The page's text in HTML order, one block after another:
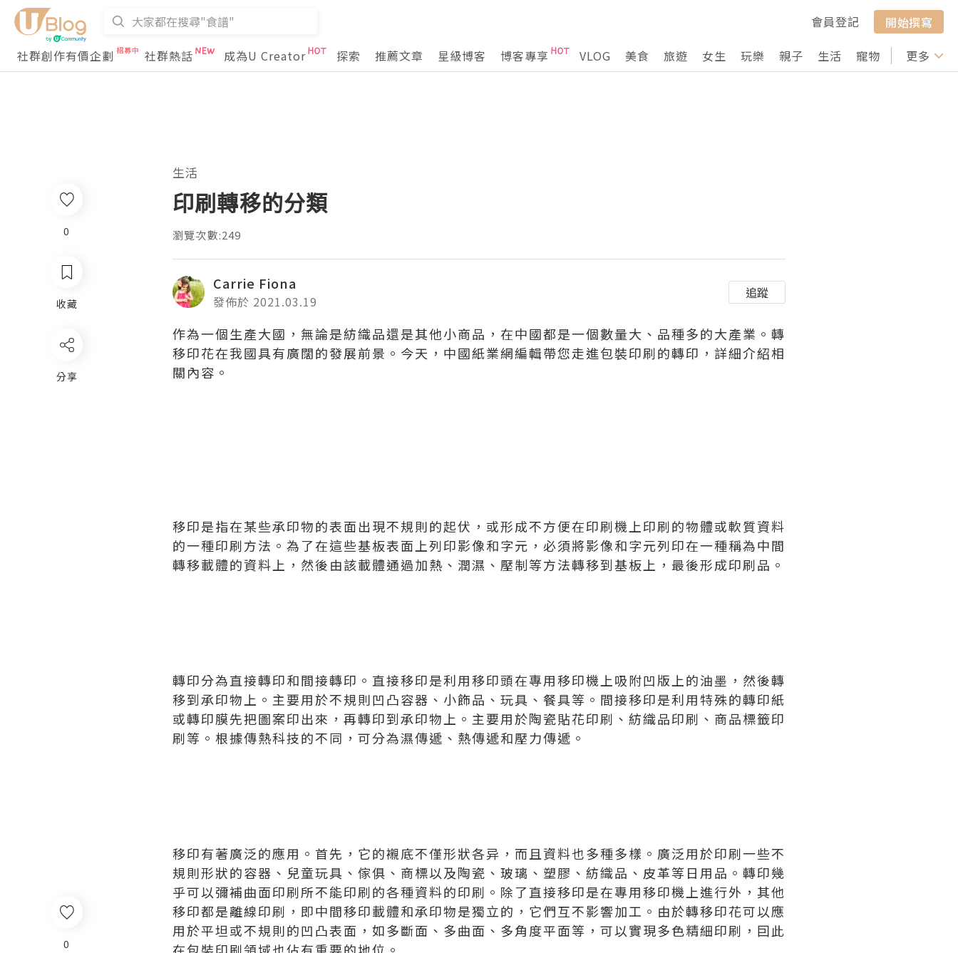
會員登記
開始撰寫
社群創作有價企劃
社群熱話 成為U Creator 探索 推薦文章 星級博客 博客專享 VLOG 美食 旅遊 女生 玩樂 親子 生活 寵物 行山 打卡
更多
0
生活
印刷轉移的分類
瀏覽次數:249
Carrie Fiona
發佈於 2021.03.19
追蹤
作為一個生產大國，無論是紡織品還是其他小商品，在中國都是一個數量大、品種多的大產業。轉
移印花在我國具有廣闊的發展前景。今天，中國紙業網編輯帶您走進包裝印刷的轉印，詳細介紹相
關內容。
移印是指在某些承印物的表面出現不規則的起伏，或形成不方便在印刷機上印刷的物體或軟質資料
的一種印刷方法。為了在這些基板表面上列印影像和字元，必須將影像和字元列印在一種稱為中間
轉移載體的資料上，然後由該載體通過加熱、潤濕、壓制等方法轉移到基板上，最後形成印刷品。
轉印分為直接轉印和間接轉印。直接移印是利用移印頭在專用移印機上吸附凹版上的油墨，然後轉
移到承印物上。主要用於不規則凹凸容器、小飾品、玩具、餐具等。間接移印是利用特殊的轉印紙
或轉印膜先把圖案印出來，再轉印到承印物上。主要用於陶瓷貼花印刷、紡織品印刷、商品標籤印
刷等。根據傳熱科技的不同，可分為濕傳遞、熱傳遞和壓力傳遞。
移印有著廣泛的應用。首先，它的襯底不僅形狀各异，而且資料也多種多樣。廣泛用於印刷一些不
規則形狀的容器、兒童玩具、傢俱、商標以及陶瓷、玻璃、塑膠、紡織品、皮革等日用品。轉印幾
乎可以彌補曲面印刷所不能印刷的各種資料的印刷。除了直接移印是在專用移印機上進行外，其他
移印都是離線印刷，即中間移印載體和承印物是獨立的，它們互不影響加工。由於轉移印花可以應
用於平坦或不規則的凹凸表面，如多斷面、多曲面、多角度平面等，可以實現多色精細印刷，囙此
0
收藏
分享